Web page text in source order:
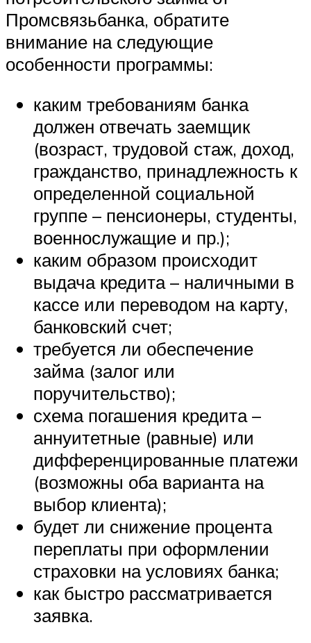
Промсвязьбанка, обратите
внимание на следующие
особенности программы:
каким требованиям банка
должен отвечать заемщик
(возраст, трудовой стаж, доход,
гражданство, принадлежность к
определенной социальной
группе – пенсионеры, студенты,
военнослужащие и пр.);
каким образом происходит
выдача кредита – наличными в
кассе или переводом на карту,
банковский счет;
требуется ли обеспечение
займа (залог или
поручительство);
схема погашения кредита –
аннуитетные (равные) или
дифференцированные платежи
(возможны оба варианта на
выбор клиента);
будет ли снижение процента
переплаты при оформлении
страховки на условиях банка;
как быстро рассматривается
заявка.